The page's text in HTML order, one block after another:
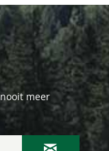
meer